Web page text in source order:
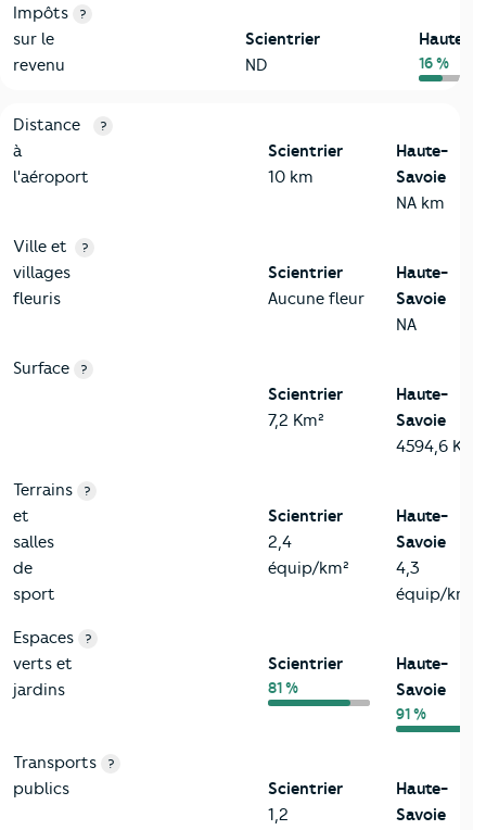
Impôts
sur le
revenu
?
Scientrier
ND
Haute-
16 %
3-Environnement
Critères Scientrier
Distance
à
l'aéroport
?
Scientrier
10 km
Haute-
Savoie
NA km
Ville et
villages
fleuris
?
Scientrier
Aucune fleur
Haute-
Savoie
NA
Surface ?
Scientrier
7,2 Km²
Haute-
Savoie
4594,6 Km²
Terrains
et
salles
de
sport
?
Scientrier
2,4
équip/km²
Haute-
Savoie
4,3
équip/km²
Espaces
verts et
jardins
?
Scientrier
81 %
Haute-
Savoie
91 %
Transports
publics
?
Scientrier
1,2
Haute-
Savoie